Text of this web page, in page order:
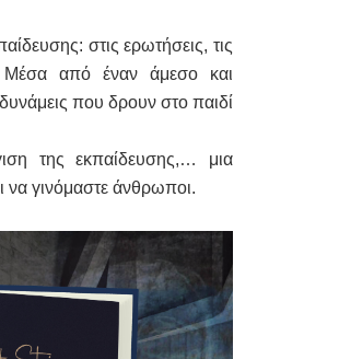
στις ερωτήσεις, τις
Μέσα από έναν άμεσο και
που δρουν στο παιδί
της εκπαίδευσης,… μια
να γινόμαστε άνθρωποι.